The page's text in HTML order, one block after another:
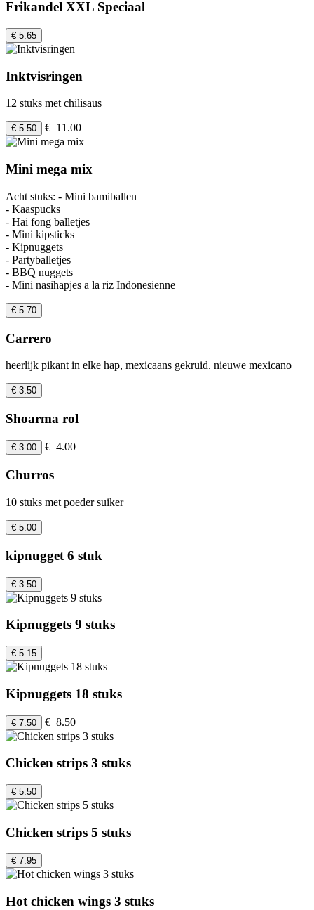
Frikandel XXL Speciaal
€ 5.65
Inktvisringen
12 stuks met chilisaus
€ 5.50 € 11.00
Mini mega mix
Acht stuks: - Mini bamiballen
- Kaaspucks
- Hai fong balletjes
- Mini kipsticks
- Kipnuggets
- Partyballetjes
- BBQ nuggets
- Mini nasihapjes a la riz Indonesienne
€ 5.70
Carrero
heerlijk pikant in elke hap, mexicaans gekruid. nieuwe mexicano
€ 3.50
Shoarma rol
€ 3.00 € 4.00
Churros
10 stuks met poeder suiker
€ 5.00
kipnugget 6 stuk
€ 3.50
Kipnuggets 9 stuks
€ 5.15
Kipnuggets 18 stuks
€ 7.50 € 8.50
Chicken strips 3 stuks
€ 5.50
Chicken strips 5 stuks
€ 7.95
Hot chicken wings 3 stuks